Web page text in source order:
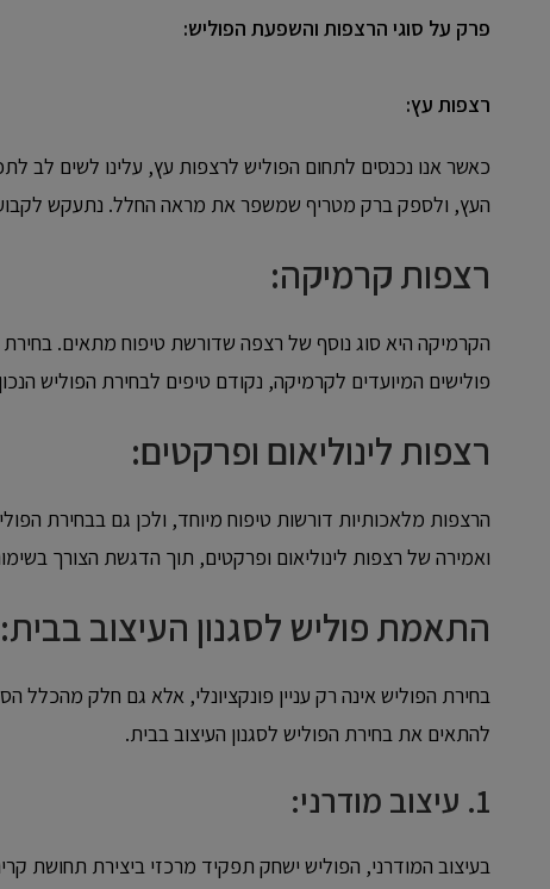
פרק על סוגי הרצפות והשפעת הפוליש:
רצפות עץ:
כאשר אנו נכנסים לתחום הפוליש לרצפות עץ, עלינו לשים לב
העץ, ולספק ברק מטריף שמשפר את מראה החלל. נתעקש
רצפות קרמיקה:
הקרמיקה היא סוג נוסף של רצפה שדורשת טיפוח מתאים. בחירת
פולישים המיועדים לקרמיקה, נקודם טיפים לבחירת הפוליש
רצפות לינוליאום ופרקטים:
הרצפות מלאכותיות דורשות טיפוח מיוחד, ולכן גם בבחירת
ואמירה של רצפות לינוליאום ופרקטים, תוך הדגשת הצורך
התאמת פוליש לסגנון העיצוב בבית:
בחירת הפוליש אינה רק עניין פונקציונלי, אלא גם חלק
להתאים את בחירת הפוליש לסגנון העיצוב בבית.
1. עיצוב מודרני:
בעיצוב המודרני, הפוליש ישחק תפקיד מרכזי ביצירת תחושת